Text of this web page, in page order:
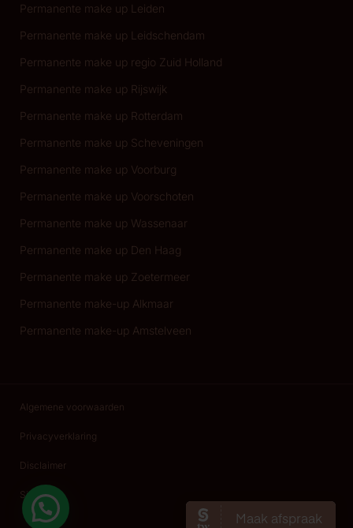
Permanente make up Leiden
Permanente make up Leidschendam
Permanente make up regio Zuid Holland
Permanente make up Rijswijk
Permanente make up Rotterdam
Permanente make up Scheveningen
Permanente make up Voorburg
Permanente make up Voorschoten
Permanente make up Wassenaar
Permanente make up Den Haag
Permanente make up Zoetermeer
Permanente make-up Alkmaar
Permanente make-up Amstelveen
Algemene voorwaarden
Privacyverklaring
Disclaimer
Sitemap